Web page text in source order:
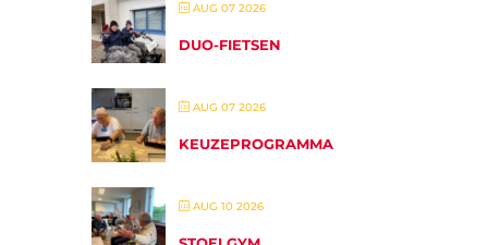
AUG 07 2026
DUO-FIETSEN
AUG 07 2026
KEUZEPROGRAMMA
AUG 10 2026